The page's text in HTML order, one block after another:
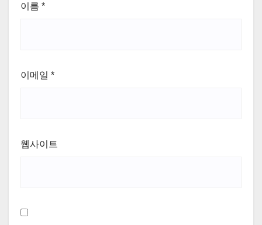
이름 *
이메일 *
웹사이트